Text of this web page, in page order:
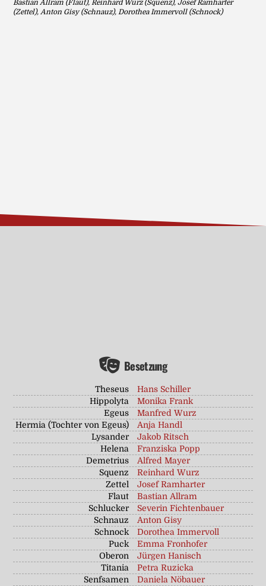
Bastian Allram (Flaut), Reinhard Wurz (Squenz), Josef Ramharter
(Zettel), Anton Gisy (Schnauz), Dorothea Immervoll (Schnock)
Besetzung
Theseus
Hans Schiller
Hippolyta
Monika Frank
Egeus
Manfred Wurz
Hermia (Tochter von Egeus)
Anja Handl
Lysander
Jakob Ritsch
Helena
Franziska Popp
Demetrius
Alfred Mayer
Squenz
Reinhard Wurz
Zettel
Josef Ramharter
Flaut
Bastian Allram
Schlucker
Severin Fichtenbauer
Schnauz
Anton Gisy
Schnock
Dorothea Immervoll
Puck
Emma Fronhofer
Oberon
Jürgen Hanisch
Titania
Petra Ruzicka
Senfsamen
Daniela Nöbauer